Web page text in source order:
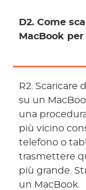
D2. Come
MacBook
R2. Scaricare
su un
una
più vicino
telefono o
trasmettere
più grande.
un MacBook.